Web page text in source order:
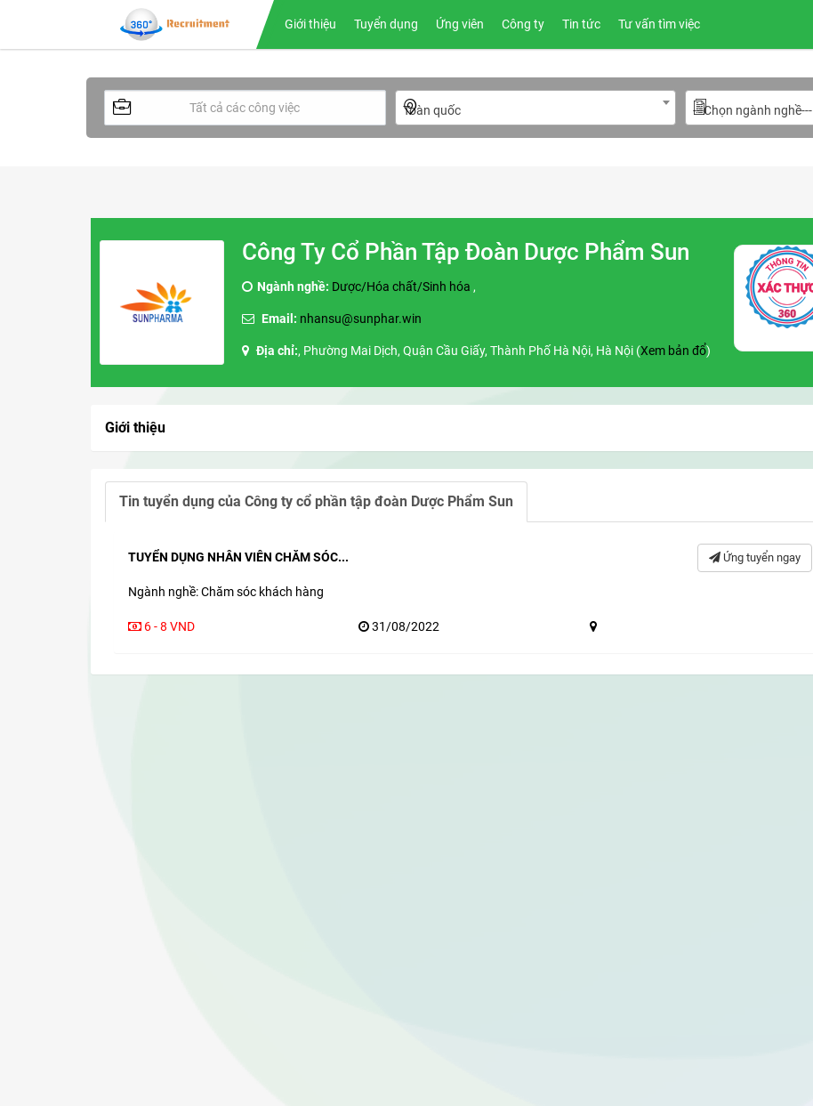
Giới thiệu Tuyển dụng Ứng viên Công ty Tin tức Tư vấn tìm việc
Toàn quốc ---Chọn ngành nghề---
Công Ty Cổ Phần Tập Đoàn Dược Phẩm Sun
Ngành nghề: Dược/Hóa chất/Sinh hóa ,
Email: nhansu@sunphar.win
Địa chỉ:, Phường Mai Dịch, Quận Cầu Giấy, Thành Phố Hà Nội, Hà Nội (Xem bản đổ)
Giới thiệu
Tin tuyển dụng của Công ty cổ phần tập đoàn Dược Phẩm Sun
TUYỂN DỤNG NHÂN VIÊN CHĂM SÓC...
Ngành nghề: Chăm sóc khách hàng
Ứng tuyển ngay
6 - 8 VND 31/08/2022